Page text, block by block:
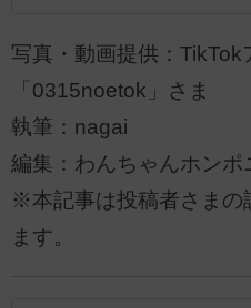
写真・動画提供：TikTok
「0315noetok」さま
執筆：nagai
編集：わんちゃんホンポ
※本記事は投稿者さまの
ます。